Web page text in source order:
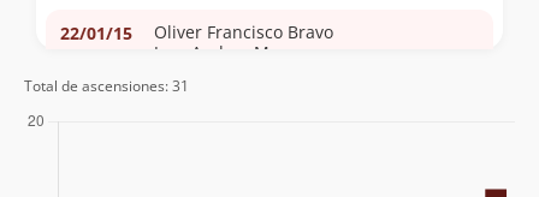
22/01/15
Oliver Francisco Bravo
Jose Andres Mosre
06/01/15
David Ferreira
Total de ascensiones: 31